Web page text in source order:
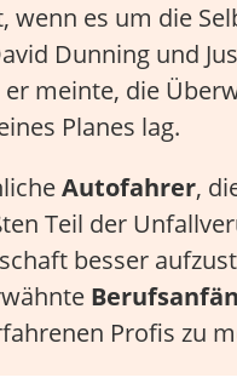
es um die
Dunning und
meinte, die
Planes lag.
Autofahrer,
Teil der
besser
Profis zu